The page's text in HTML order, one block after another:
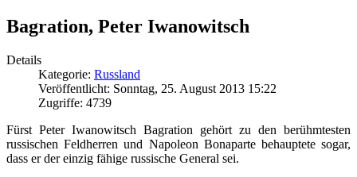
Bagration, Peter Iwanowitsch
Details
Kategorie: Russland
Veröffentlicht: Sonntag, 25. August 2013 15:22
Zugriffe: 4739
Fürst Peter Iwanowitsch Bagration gehört zu den berühmtesten
russischen Feldherren und Napoleon Bonaparte behauptete sogar,
dass er der einzig fähige russische General sei.